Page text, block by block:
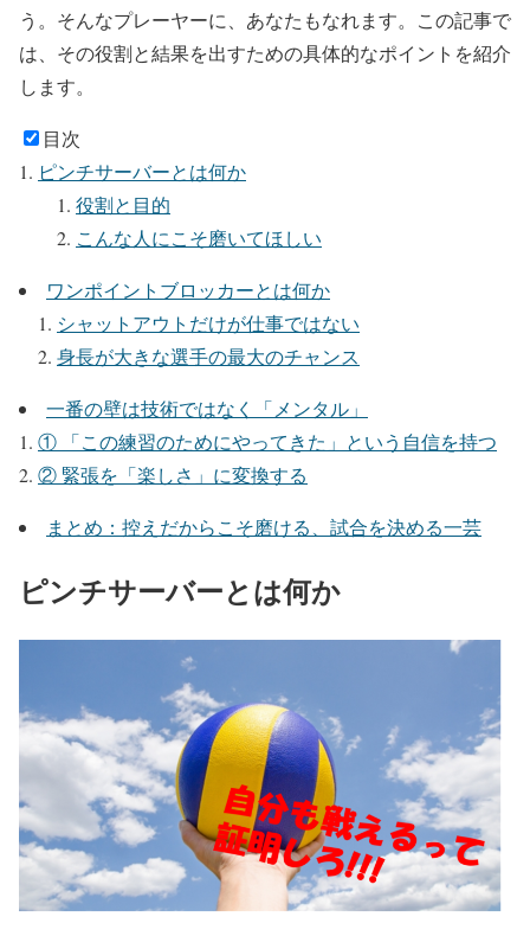
う。そんなプレーヤーに、あなたもなれます。この記事で
は、その役割と結果を出すための具体的なポイントを紹介
します。
目次
ピンチサーバーとは何か
役割と目的
こんな人にこそ磨いてほしい
ワンポイントブロッカーとは何か
シャットアウトだけが仕事ではない
身長が大きな選手の最大のチャンス
一番の壁は技術ではなく「メンタル」
① 「この練習のためにやってきた」という自信を持つ
② 緊張を「楽しさ」に変換する
まとめ：控えだからこそ磨ける、試合を決める一芸
ピンチサーバーとは何か